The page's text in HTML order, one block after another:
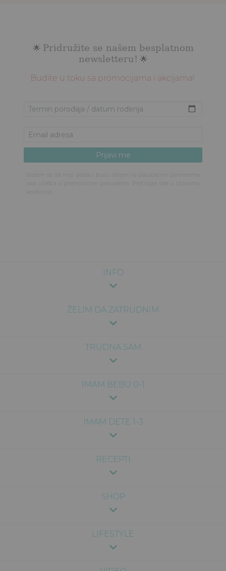
INFO
ŽELIM DA ZATRUDNIM
TRUDNA SAM
IMAM BEBU 0-1
IMAM DETE 1-3
RECEPTI
SHOP
LIFESTYLE
🌟 Pridružite se našem besplatnom
newsletteru! 🌟
Budite u toku sa promocijama i akcijama!